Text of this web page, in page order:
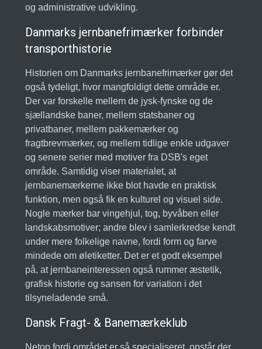
og administrative udvikling.
Danmarks jernbanefrimærker forbinder
transporthistorie
Historien om Danmarks jernbanefrimærker gør det
også tydeligt, hvor mangfoldigt dette område er.
Der var forskelle mellem de jysk-fynske og de
sjællandske baner, mellem statsbaner og
privatbaner, mellem pakkemærker og
fragtbrevmærker, og mellem tidlige enkle udgaver
og senere serier med motiver fra DSB's eget
område. Samtidig viser materialet, at
jernbanemærkerne ikke blot havde en praktisk
funktion, men også fik en kulturel og visuel side.
Nogle mærker bar vingehjul, tog, byvåben eller
landskabsmotiver; andre blev i samlerkredse kendt
under mere folkelige navne, fordi form og farve
mindede om øletiketter. Det er et godt eksempel
på, at jernbaneinteressen også rummer æstetik,
grafisk historie og sansen for variation i det
tilsyneladende små.
Dansk Fragt- & Banemærkeklub
Netop fordi området er så specialiseret, opstår der